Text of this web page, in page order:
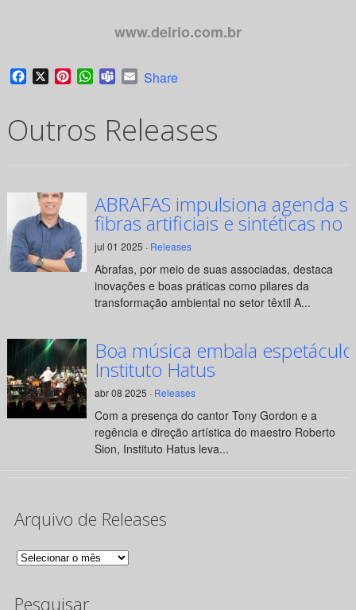
www.delrio.com.br
Facebook
X PinterestWhatsApp
TeamsEmail
Share
Outros Releases
ABRAFAS impulsiona agenda
fibras artificiais e sintéticas no
jul 01 2025 · Releases
Abrafas, por meio de suas associadas, destaca
inovações e boas práticas como pilares da
transformação ambiental no setor têxtil A...
Boa música embala
Instituto Hatus
abr 08 2025 · Releases
Com a presença do cantor Tony Gordon e a
regência e direção artística do maestro Roberto
Sion, Instituto Hatus leva...
Arquivo de Releases
Arquivo
Releases
Pesquisar